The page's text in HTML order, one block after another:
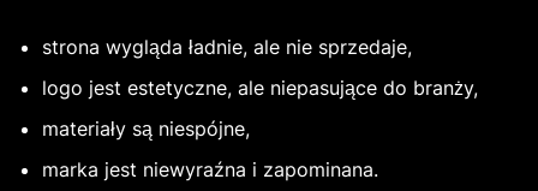
strona wygląda ładnie, ale nie sprzedaje,
logo jest estetyczne, ale niepasujące do branży,
materiały są niespójne,
marka jest niewyraźna i zapominana.